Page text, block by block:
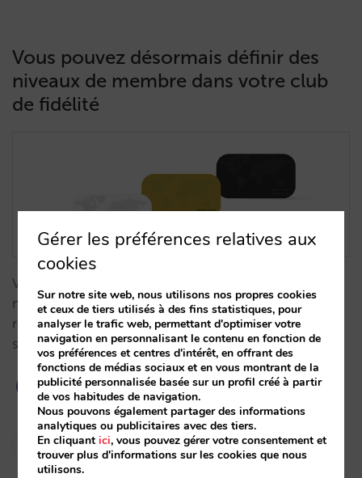
Vous pouvez désormais définir des
niveaux de membre dans votre club
de fidélité
Vous pouvez désormais ajouter des niveaux de
membre à votre club de fidélité et différencier les
remises et les tarifs de vos clients en fonction des
séjours qu’ils ont cumulés.…
César López
30/05/2022
Gérer les préférences relatives aux
cookies
Sur notre site web, nous utilisons nos propres cookies
et ceux de tiers utilisés à des fins statistiques, pour
analyser le trafic web, permettant d'optimiser votre
navigation en personnalisant le contenu en fonction de
vos préférences et centres d'intérêt, en offrant des
fonctions de médias sociaux et en vous montrant de la
publicité personnalisée basée sur un profil créé à partir
de vos habitudes de navigation.
Nous pouvons également partager des informations
analytiques ou publicitaires avec des tiers.
En cliquantici, vous pouvez gérer votre consentement et
trouver plus d'informations sur les cookies que nous
utilisons.